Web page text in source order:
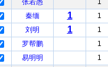
张若愚 1
秦缅 1 1
刘明 1 1
罗帮鹏 1
易明明 1